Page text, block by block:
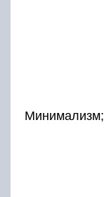
Минимализм;